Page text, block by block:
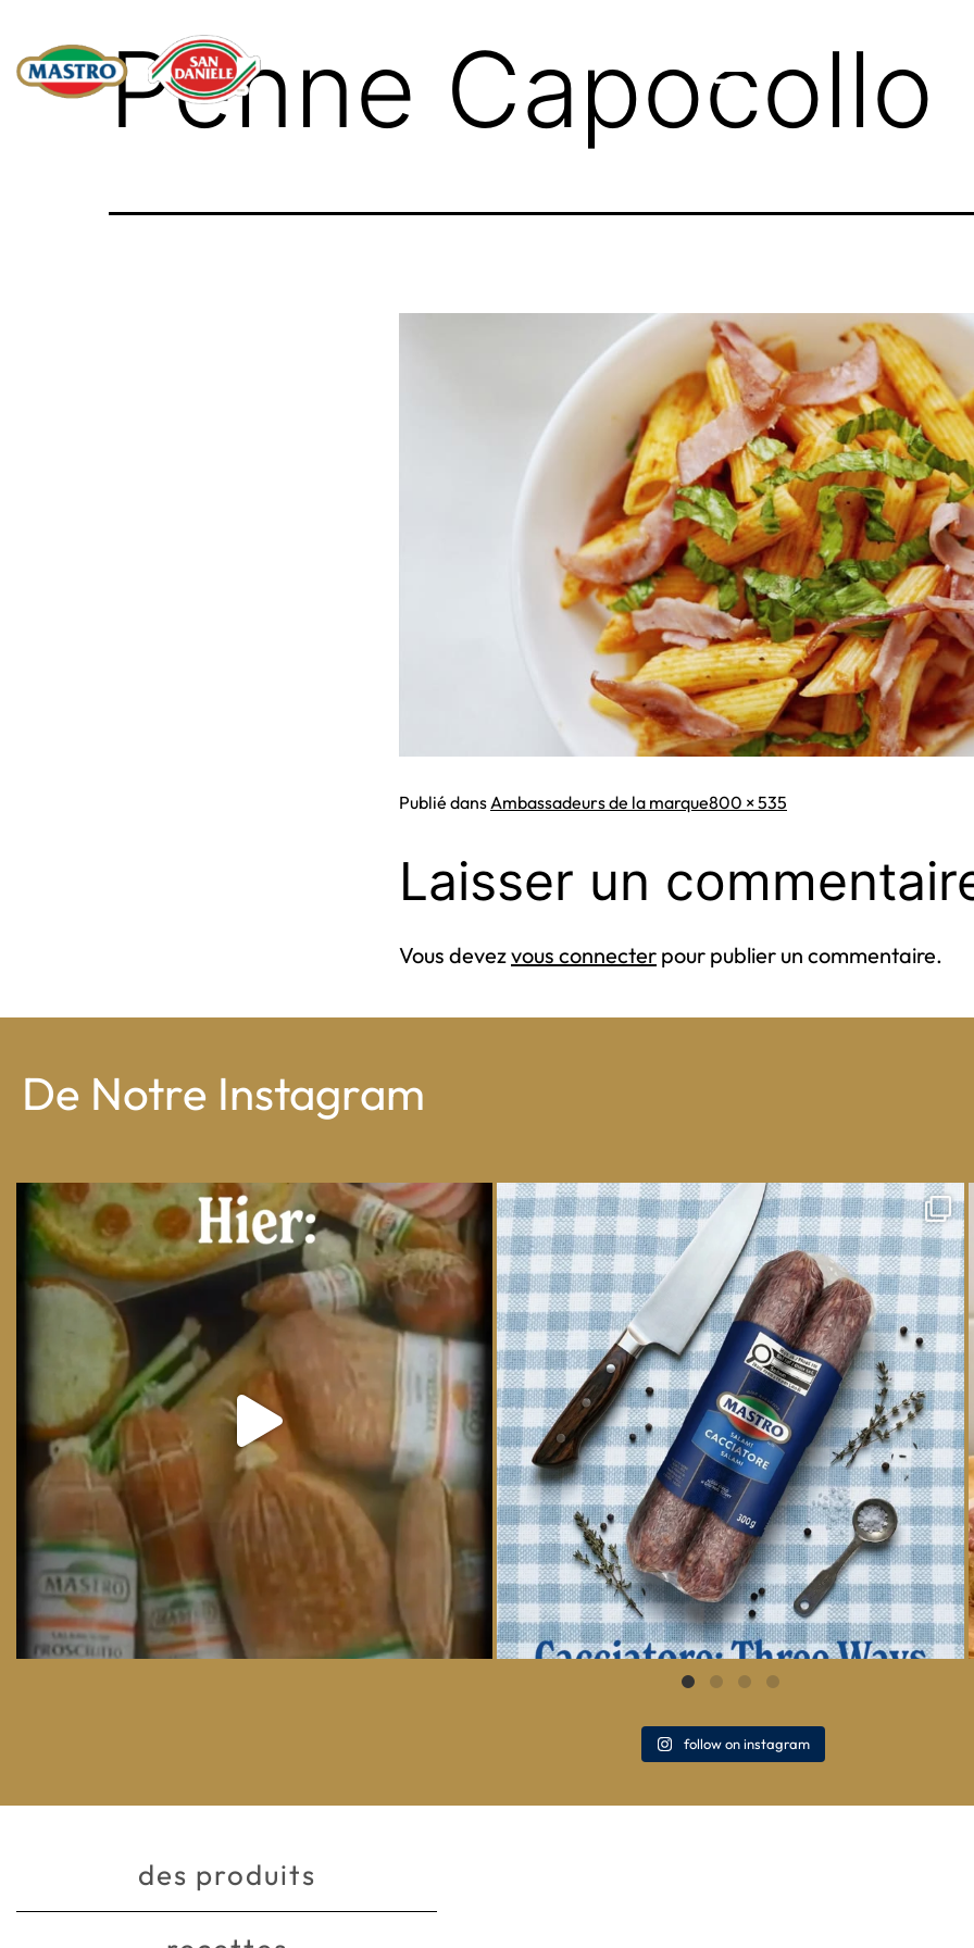
Penne Capocollo
Publié dans Ambassadeurs de la marqueTaille
800 × 535
Laisser un
Vous devezvous connecter pour publier un commentaire.
De Notre Instagram
From wood-paneled basements to candlelit condo...
8 0
One whole Mastro® Cacciatore Salami, so many
ways...
16 0
follow on instagram
des produits